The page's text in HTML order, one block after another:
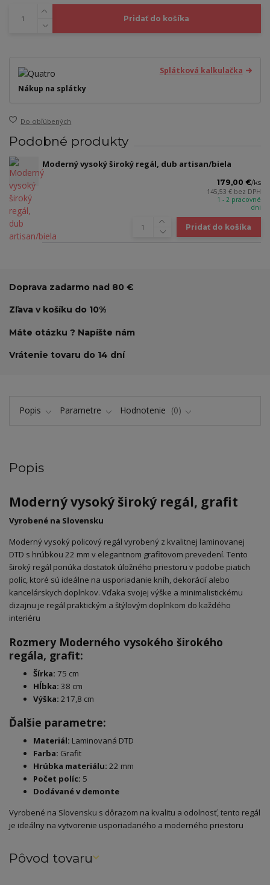
Pridať do košíka
Splátková kalkulačka
Nákup na splátky
Do obľúbených
Podobné produkty
Moderný vysoký široký regál, dub artisan/biela
179,00 €/ks
145,53 € bez DPH
1 - 2 pracovné
dni
Pridať do košíka
Doprava zadarmo nad 80 €
Zľava v košíku do 10%
Máte otázku ? Napíšte nám
Vrátenie tovaru do 14 dní
Popis Parametre Hodnotenie 0
Popis
Moderný vysoký široký regál, grafit
Vyrobené na Slovensku
Moderný vysoký policový regál vyrobený z kvalitnej laminovanej
DTD s hrúbkou 22 mm v elegantnom grafitovom prevedení. Tento
široký regál ponúka dostatok úložného priestoru v podobe piatich
políc, ktoré sú ideálne na usporiadanie kníh, dekorácií alebo
kancelárskych doplnkov. Vďaka svojej výške a minimalistickému
dizajnu je regál praktickým a štýlovým doplnkom do každého
interiéru
Rozmery Moderného vysokého širokého
regála, grafit:
Šírka: 75 cm
Hĺbka: 38 cm
Výška: 217,8 cm
Ďalšie parametre:
Materiál: Laminovaná DTD
Farba: Grafit
Hrúbka materiálu: 22 mm
Počet políc: 5
Dodávané v demonte
Vyrobené na Slovensku s dôrazom na kvalitu a odolnosť, tento regál
je ideálny na vytvorenie usporiadaného a moderného priestoru
Pôvod tovaru